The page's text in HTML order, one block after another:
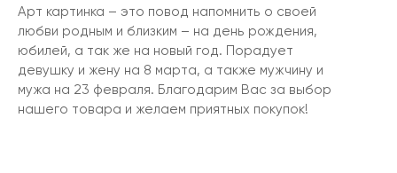
Арт картинка – это повод напомнить о своей
любви родным и близким – на день рождения,
юбилей, а так же на новый год. Порадует
девушку и жену на 8 марта, а также мужчину и
мужа на 23 февраля. Благодарим Вас за выбор
нашего товара и желаем приятных покупок!